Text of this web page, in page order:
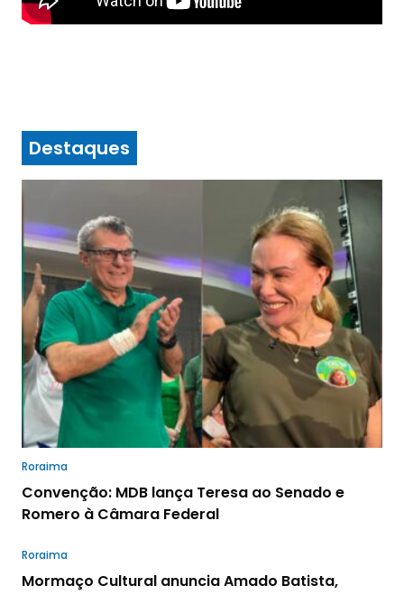
Destaques
Roraima
Convenção: MDB lança Teresa ao Senado e
Romero à Câmara Federal
Roraima
Mormaço Cultural anuncia Amado Batista,